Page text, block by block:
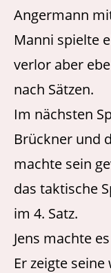
Angermann
Manni spielte
verlor aber
nach Sätzen.
Im nächsten
Brückner und
machte sein
das taktische
im 4. Satz.
Jens machte
Er zeigte